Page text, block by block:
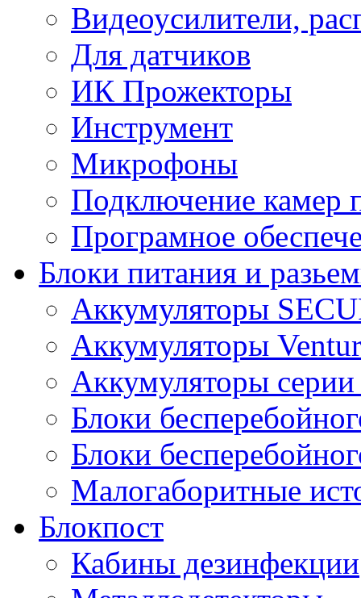
Видеоусилители,
Для датчиков
ИК Прожекторы
Инструмент
Микрофоны
Подключение камер
Програмное
Блоки питания и
Аккумуляторы
Аккумуляторы
Аккумуляторы
Блоки
Блоки
Малогаборитные
Блокпост
Кабины дезинфекции